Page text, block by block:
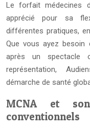
Le forfait médecines
apprécié pour sa
différentes pratiques,
Que vous ayez besoin
après un
représentation,
démarche de santé
MCNA et
conventionnels